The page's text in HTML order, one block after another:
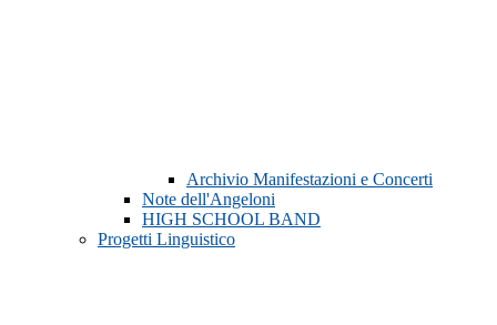
Archivio Manifestazioni e Concerti
Note dell'Angeloni
HIGH SCHOOL BAND
Progetti Linguistico